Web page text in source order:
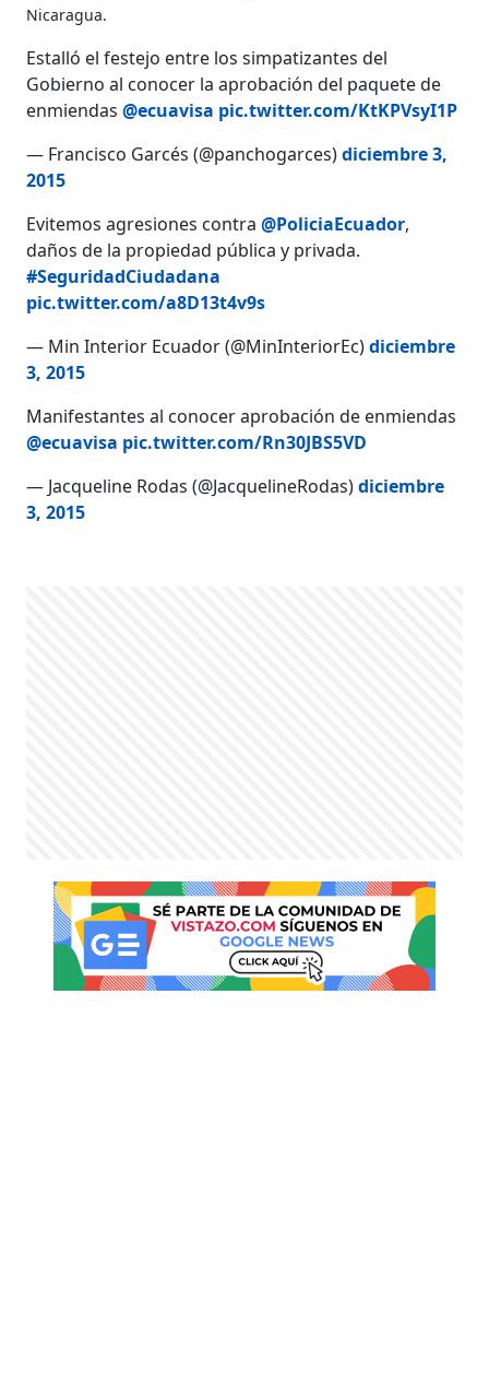
Nicaragua.
Estalló el festejo entre los simpatizantes del
Gobierno al conocer la aprobación del paquete de
enmiendas@ecuavisa pic.twitter.com/KtKPVsyI1P
— Francisco Garcés (@panchogarces)diciembre 3,
2015
Evitemos agresiones contra@PoliciaEcuador,
daños de la propiedad pública y privada.
#SeguridadCiudadana
pic.twitter.com/a8D13t4v9s
— Min Interior Ecuador (@MinInteriorEc)diciembre
3, 2015
Manifestantes al conocer aprobación de enmiendas
@ecuavisa pic.twitter.com/Rn30JBS5VD
— Jacqueline Rodas (@JacquelineRodas)diciembre
3, 2015